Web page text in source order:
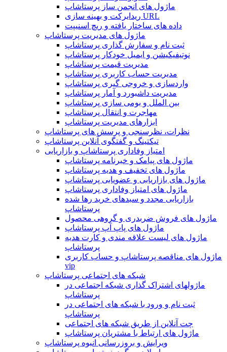
ماژول های انجمن ساز پرستاشاپ
ریدایرکت و بهینه سازی URL
داده های ساختار یافته و ریچ اسنیپت
ماژول های مدیریت پرستاشاپ
ثبت نام و سفارش گذاری پرستاشاپ
نوتیفیکیشن و ایمیل خودکار پرستاشاپ
مدیریت قیمت پرستاشاپ
مدیریت حساب کاربری پرستاشاپ
واردسازی و خروجی گیری پرستاشاپ
مدیریت داشبورد و آمار پرستاشاپ
بین الملل و بومی سازی پرستاشاپ
مهاجرت و انتقال پرستاشاپ
ابزارهای مدیریت پرستاشاپ
نظرات، نظرسنجی و پرسش های پرستاشاپ
تیکتینگ و گفتگوی آنلاین پرستاشاپ
امتیاز وفاداری پرستاشاپ و بازاریابی
ماژول های پیامک و خبرنامه پرستاشاپ
ماژول های تخفیف و هدیه پرستاشاپ
ماژول های بازاریابی و عضویابی پرستاشاپ
ماژول های امتیاز وفاداری پرستاشاپ
بازاریابی مجدد و سبدهای خرید رها شده
پرستاشاپ
ماژول های فروش ضربدری و گروهی محصول
ماژول های پاپ آپ پرستاشاپ
ماژول های لیست علاقه مندی و کارت هدیه
پرستاشاپ
ماژول های مناقصه پرستاشاپ و حساب کاربری
vip
شبکه های اجتماعی پرستاشاپ
ماژولهای اشتراک‌ گذاری شبکه اجتماعی در
پرستاشاپ
ثبت نام و ورود با شبکه های اجتماعی در
پرستاشاپ
چت آنلاین از طریق شبکه های اجتماعی
ماژول های ارتباط با مشتریان پرستاشاپ
ویرایش و بروزرسانی انبوه پرستاشاپ